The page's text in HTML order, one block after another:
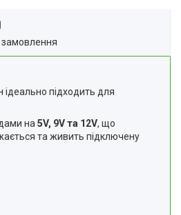
замовлення
ідеально підходить для
на 5V, 9V та 12V, що
та живить підключену